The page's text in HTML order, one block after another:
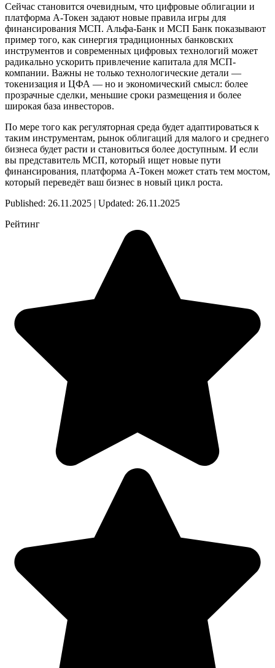
Сейчас становится очевидным, что цифровые облигации и
платформа А-Токен задают новые правила игры для
финансирования МСП. Альфа-Банк и МСП Банк показывают
пример того, как синергия традиционных банковских
инструментов и современных цифровых технологий может
радикально ускорить привлечение капитала для МСП-
компании. Важны не только технологические детали —
токенизация и ЦФА — но и экономический смысл: более
прозрачные сделки, меньшие сроки размещения и более
широкая база инвесторов.
По мере того как регуляторная среда будет адаптироваться к
таким инструментам, рынок облигаций для малого и среднего
бизнеса будет расти и становиться более доступным. И если
вы представитель МСП, который ищет новые пути
финансирования, платформа А-Токен может стать тем мостом,
который переведёт ваш бизнес в новый цикл роста.
Published: 26.11.2025 | Updated: 26.11.2025
Рейтинг